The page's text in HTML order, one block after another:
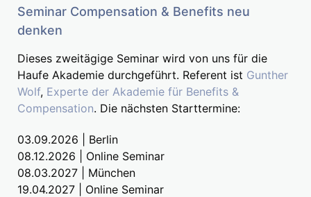
Seminar Compensation & Benefits neu
denken
Dieses zweitägige Seminar wird von uns für die
Haufe Akademie durchgeführt. Referent ist Gunther
Wolf, Experte der Akademie für Benefits &
Compensation. Die nächsten Starttermine:
03.09.2026 | Berlin
08.12.2026 | Online Seminar
08.03.2027 | München
19.04.2027 | Online Seminar